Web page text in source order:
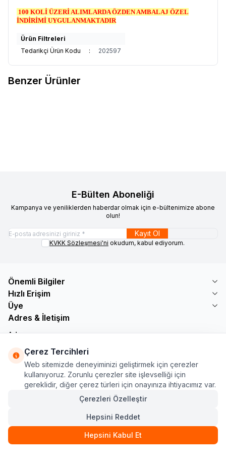
100 KOLİ ÜZERİ ALIMLARDA ÖZDEN AMBALAJ ÖZEL
İNDİRİMİ UYGULANMAKTADIR
Ürün Filtreleri
Tedarikçi Ürün Kodu
: 202597
Benzer Ürünler
E-Bülten Aboneliği
Kampanya ve yeniliklerden haberdar olmak için e-bültenimize abone
olun!
Kayıt Ol
KVKK Sözleşmesi'ni okudum, kabul ediyorum.
Önemli Bilgiler
Hızlı Erişim
Üye
Adres & İletişim
Adres
İSTANBUL
Telefon
+90 555 560 27 32
E-Posta
ozdnylmz71@gmail.com
Çerez Tercihleri
Web sitemizde deneyiminizi geliştirmek için çerezler
kullanıyoruz. Zorunlu çerezler site işlevselliği için
gereklidir, diğer çerez türleri için onayınıza ihtiyacımız var.
Çerezleri Özelleştir
Hepsini Reddet
Hepsini Kabul Et